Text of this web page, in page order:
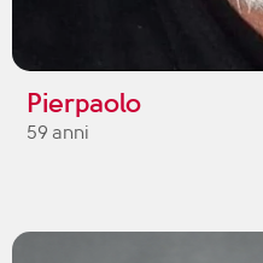
Pierpaolo
59 anni